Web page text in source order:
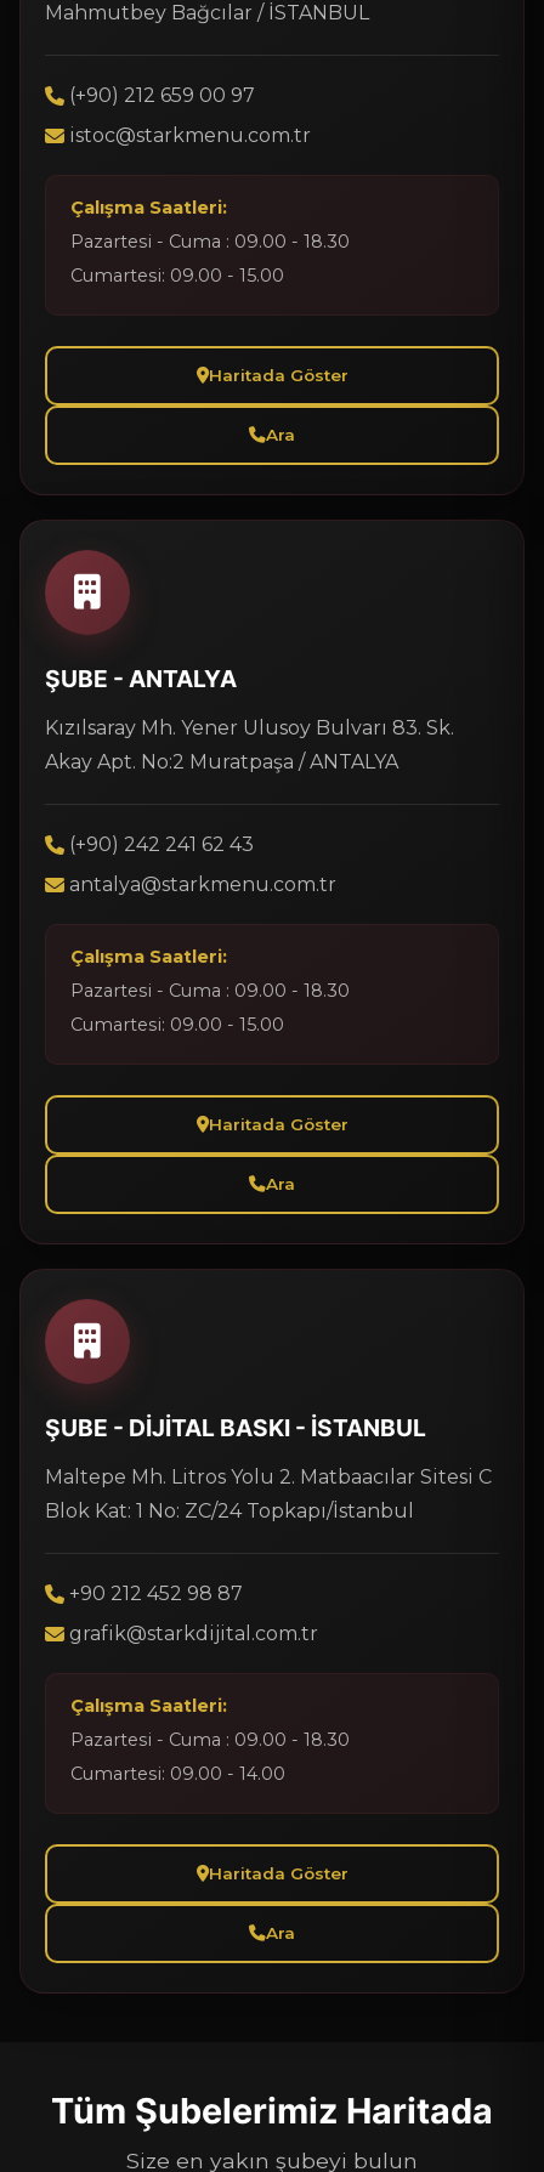
Mahmutbey Bağcılar / İSTANBUL
(+90) 212 659 00 97
istoc@starkmenu.com.tr
Çalışma Saatleri:
Pazartesi - Cuma : 09.00 - 18.30
Cumartesi: 09.00 - 15.00
Haritada Göster
Ara
ŞUBE - ANTALYA
Kızılsaray Mh. Yener Ulusoy Bulvarı 83. Sk.
Akay Apt. No:2 Muratpaşa / ANTALYA
(+90) 242 241 62 43
antalya@starkmenu.com.tr
Çalışma Saatleri:
Pazartesi - Cuma : 09.00 - 18.30
Cumartesi: 09.00 - 15.00
Haritada Göster
Ara
ŞUBE - DİJİTAL BASKI - İSTANBUL
Maltepe Mh. Litros Yolu 2. Matbaacılar Sitesi C
Blok Kat: 1 No: ZC/24 Topkapı/İstanbul
+90 212 452 98 87
grafik@starkdijital.com.tr
Çalışma Saatleri:
Pazartesi - Cuma : 09.00 - 18.30
Cumartesi: 09.00 - 14.00
Haritada Göster
Ara
Tüm Şubelerimiz Haritada
Size en yakın şubeyi bulun